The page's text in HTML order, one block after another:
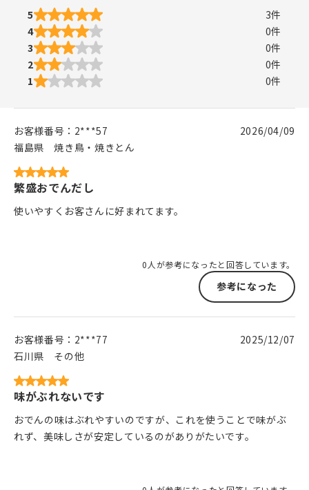
5
3件
4
0件
3
0件
2
0件
1
0件
お客様番号： 2***57
福島県
焼き鳥・焼きとん
2026/04/09
繁盛おでんだし
使いやすくお客さんに好まれてます。
0人が参考になったと回答しています。
参考になった
お客様番号： 2***77
石川県
その他
2025/12/07
味がぶれないです
おでんの味はぶれやすいのですが、これを使うことで味がぶ
れず、美味しさが安定しているのがありがたいです。